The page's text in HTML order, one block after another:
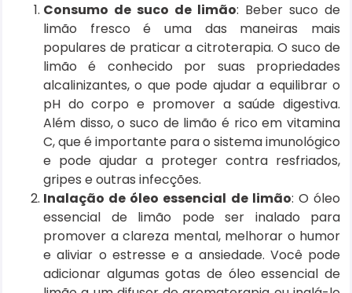
Consumo de suco de limão: Beber suco de
limão fresco é uma das maneiras mais
populares de praticar a citroterapia. O suco de
limão é conhecido por suas propriedades
alcalinizantes, o que pode ajudar a equilibrar o
pH do corpo e promover a saúde digestiva.
Além disso, o suco de limão é rico em vitamina
C, que é importante para o sistema imunológico
e pode ajudar a proteger contra resfriados,
gripes e outras infecções.
Inalação de óleo essencial de limão: O óleo
essencial de limão pode ser inalado para
promover a clareza mental, melhorar o humor
e aliviar o estresse e a ansiedade. Você pode
adicionar algumas gotas de óleo essencial de